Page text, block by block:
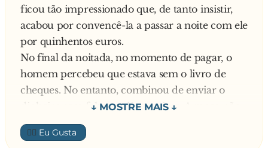
ficou tão impressionado que, de tanto insistir,
acabou por convencê-la a passar a noite com ele
por quinhentos euros.
No final da noitada, no momento de pagar, o
homem percebeu que estava sem o livro de
cheques. No entanto, combinou de enviar o
dinheiro sem falta no dia seguinte. A moça não
ficou muito satisfeita, mas aceitou, por não ter
outra opção.
👍🏼